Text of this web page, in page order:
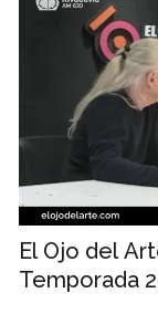
El Ojo del
Temporada